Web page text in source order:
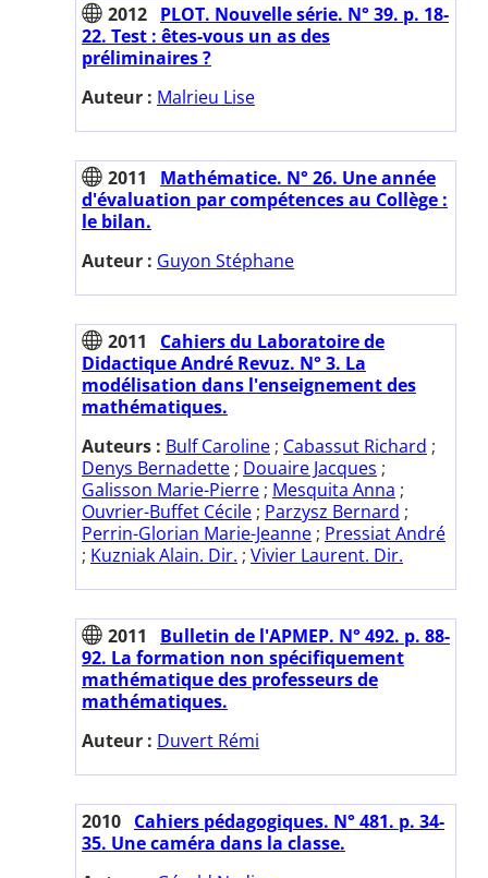
2012 PLOT. Nouvelle série. N° 39. p. 18-
22. Test : êtes-vous un as des
préliminaires ?
Auteur : Malrieu Lise
2011
Mathématice. N° 26. Une année
d'évaluation par compétences au Collège :
le bilan.
Auteur : Guyon Stéphane
2011
Cahiers du Laboratoire de
Didactique André Revuz. N° 3. La
modélisation dans l'enseignement des
mathématiques.
Auteurs : Bulf Caroline ; Cabassut Richard ;
Denys Bernadette ; Douaire Jacques ;
Galisson Marie-Pierre ; Mesquita Anna ;
Ouvrier-Buffet Cécile ; Parzysz Bernard ;
Perrin-Glorian Marie-Jeanne ; Pressiat André
; Kuzniak Alain. Dir. ; Vivier Laurent. Dir.
2011
Bulletin de l'APMEP. N° 492. p. 88-
92. La formation non spécifiquement
mathématique des professeurs de
mathématiques.
Auteur : Duvert Rémi
2010 Cahiers pédagogiques. N° 481. p. 34-
35. Une caméra dans la classe.